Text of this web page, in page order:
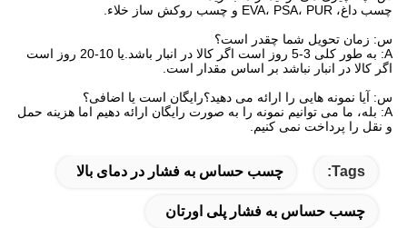
چسب داغ، EVA، PSA، PUR و چسب روکش ساز خلاء.
س: زمان تحویل شما چقدر است؟
A: به طور کلی 3-5 روز است اگر کالا در انبار باشد.یا 10-20 روز است
اگر کالا در انبار نباشد بر اساس مقدار است.
س: آیا نمونه هایی را ارائه می دهید؟رایگان است یا اضافی؟
A: بله، ما می توانیم نمونه را به صورت رایگان ارائه دهیم اما هزینه حمل
و نقل را پرداخت نمی کنیم.
Tags: چسب حساس به فشار در دمای بالا
چسب حساس به فشار پلی اورتان